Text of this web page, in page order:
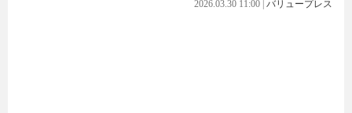
2026.03.30 11:00 バリュープレス